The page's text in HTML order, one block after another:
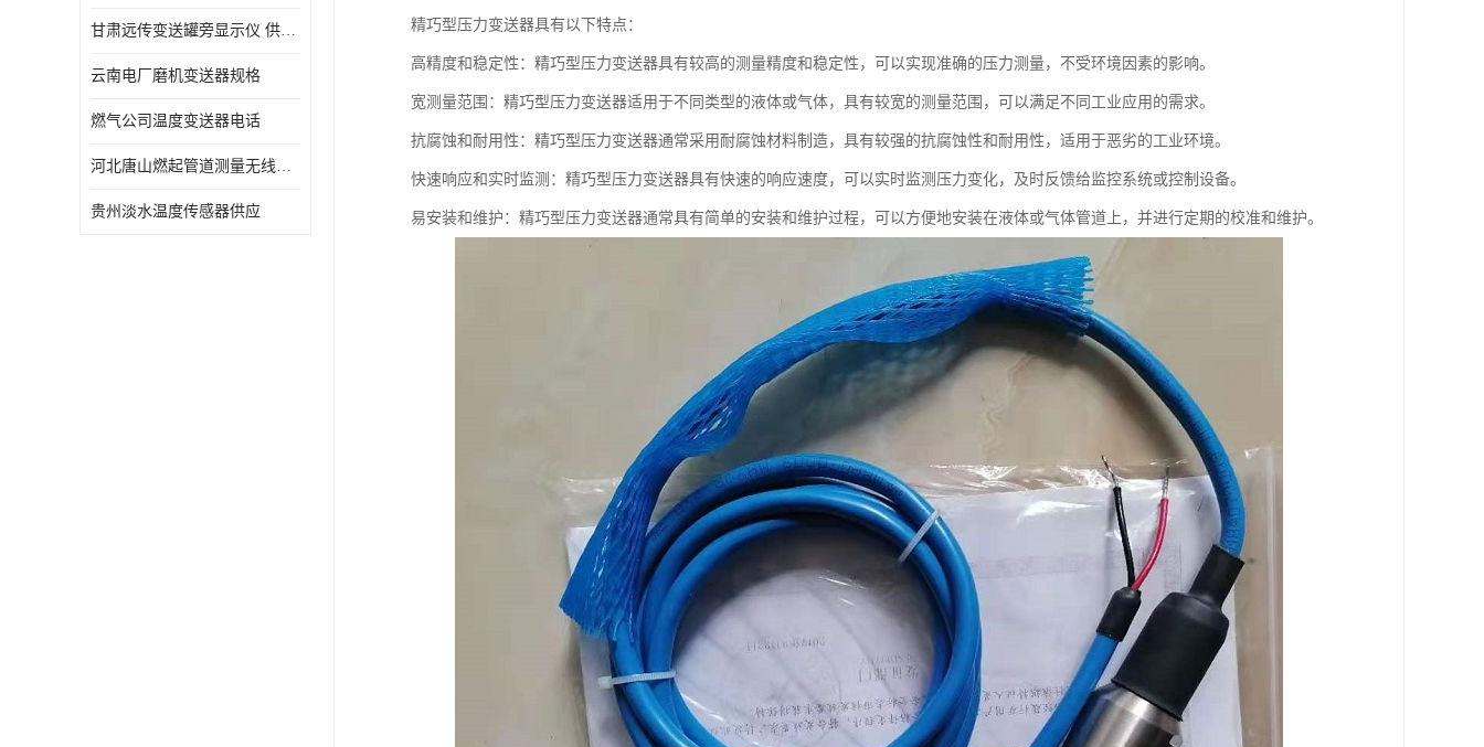
甘肃远传变送罐旁显示仪 供应及时
云南电厂磨机变送器规格
燃气公司温度变送器电话
河北唐山燃起管道测量无线压力变送器型号 性能稳定
贵州淡水温度传感器供应
精巧型压力变送器具有以下特点：
高精度和稳定性：精巧型压力变送器具有较高的测量精度和稳定性，可以实现准确的压力测量，不受环境因素的影响。
宽测量范围：精巧型压力变送器适用于不同类型的液体或气体，具有较宽的测量范围，可以满足不同工业应用的需求。
抗腐蚀和耐用性：精巧型压力变送器通常采用耐腐蚀材料制造，具有较强的抗腐蚀性和耐用性，适用于恶劣的工业环境。
快速响应和实时监测：精巧型压力变送器具有快速的响应速度，可以实时监测压力变化，及时反馈给监控系统或控制设备。
易安装和维护：精巧型压力变送器通常具有简单的安装和维护过程，可以方便地安装在液体或气体管道上，并进行定期的校准和维护。